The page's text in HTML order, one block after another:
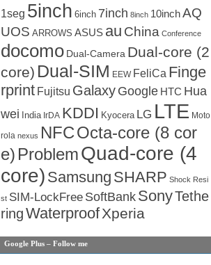
1seg 5inch 6inch 7inch 8inch 10inchAQ
UOS ARROWS ASUS au China Conference
docomo Dual-Camera Dual-core (2
core) Dual-SIM EEW FeliCa Finge
rprint Fujitsu Galaxy Google HTC Hua
wei India IrDA KDDI Kyocera LG LTE Moto
rola nexus NFCOcta-core (8 cor
e) ProblemQuad-core (4
core) Samsung SHARP Shock Resi
st SIM-LockFree SoftBank SonyTethe
ringWaterproofXperia
Google Plus – Follow me